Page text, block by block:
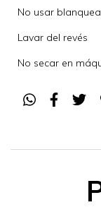
No usar
Lavar del revés
No secar en